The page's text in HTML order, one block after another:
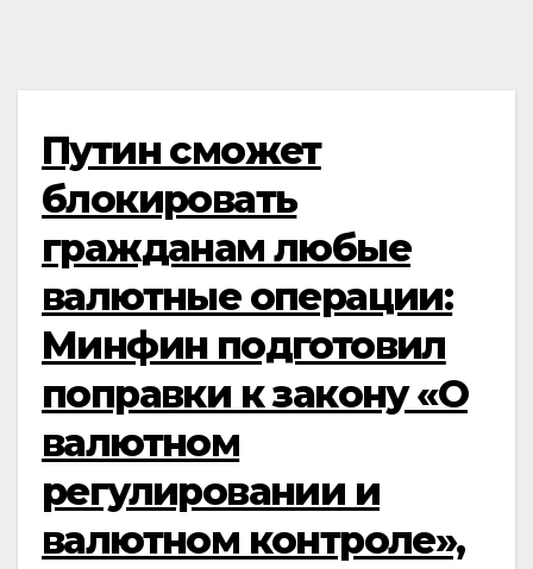
Путин сможет
блокировать
гражданам любые
валютные операции:
Минфин подготовил
поправки к закону «О
валютном
регулировании и
валютном контроле»,